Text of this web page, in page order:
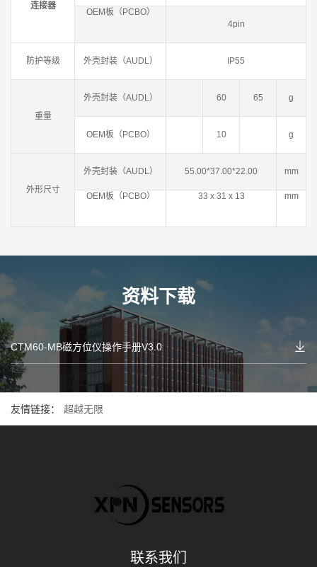
连接器
OEM板（PCBO）
4pin
防护等级 外壳封装（AUDL） IP55
重量
外壳封装（AUDL） 60 65 g
OEM板（PCBO） 10 g
外形尺寸
外壳封装（AUDL） 55.00*37.00*22.00 mm
OEM板（PCBO） 33 x 31 x 13 mm
资料下载
CTM60-MB磁方位仪操作手册V3.0
友情链接： 超越无限
联系我们